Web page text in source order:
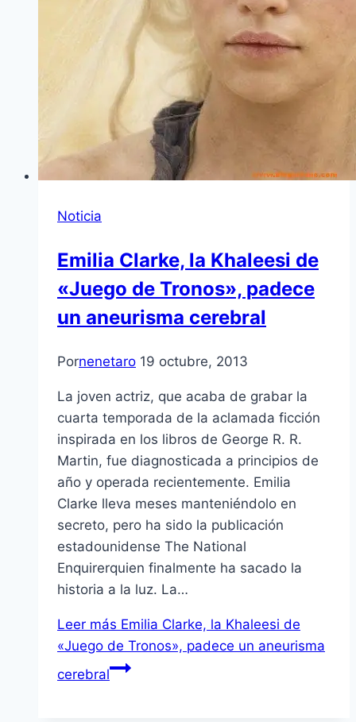
Noticia
Emilia Clarke, la Khaleesi de
«Juego de Tronos», padece
un aneurisma cerebral
Pornenetaro 19 octubre, 2013
La joven actriz, que acaba de grabar la
cuarta temporada de la aclamada ficción
inspirada en los libros de George R. R.
Martin, fue diagnosticada a principios de
año y operada recientemente. Emilia
Clarke lleva meses manteniéndolo en
secreto, pero ha sido la publicación
estadounidense The National
Enquirerquien finalmente ha sacado la
historia a la luz. La…
Leer más Emilia Clarke, la Khaleesi de
«Juego de Tronos», padece un aneurisma
cerebral